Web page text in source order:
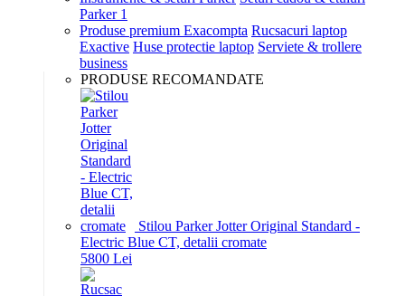
Parker 1
Produse premium Exacompta Rucsacuri laptop
Exactive Huse protectie laptop Serviete & trollere
business
PRODUSE RECOMANDATE
Stilou Parker Jotter Original Standard -
Electric Blue CT, detalii cromate
5800 Lei